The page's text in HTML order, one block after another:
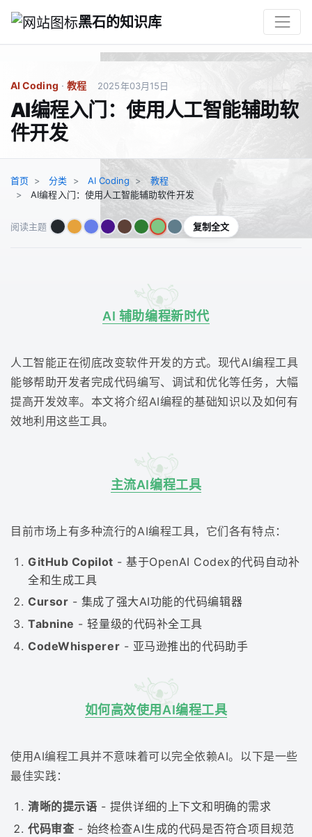
黑石的知识库
AI Coding · 教程 2025年03月15日
AI编程入门：使用人工智能辅助软
件开发
首页 分类 AI Coding
教程
AI编程入门：使用人工智能辅助软件开发
阅读主题 复制全文
AI 辅助编程新时代
人工智能正在彻底改变软件开发的方式。现代AI编程工具
能够帮助开发者完成代码编写、调试和优化等任务，大幅
提高开发效率。本文将介绍AI编程的基础知识以及如何有
效地利用这些工具。
主流AI编程工具
目前市场上有多种流行的AI编程工具，它们各有特点：
GitHub Copilot - 基于OpenAI Codex的代码自动补
全和生成工具
Cursor - 集成了强大AI功能的代码编辑器
Tabnine - 轻量级的代码补全工具
CodeWhisperer - 亚马逊推出的代码助手
如何高效使用AI编程工具
使用AI编程工具并不意味着可以完全依赖AI。以下是一些
最佳实践：
清晰的提示语 - 提供详细的上下文和明确的需求
代码审查 - 始终检查AI生成的代码是否符合项目规范